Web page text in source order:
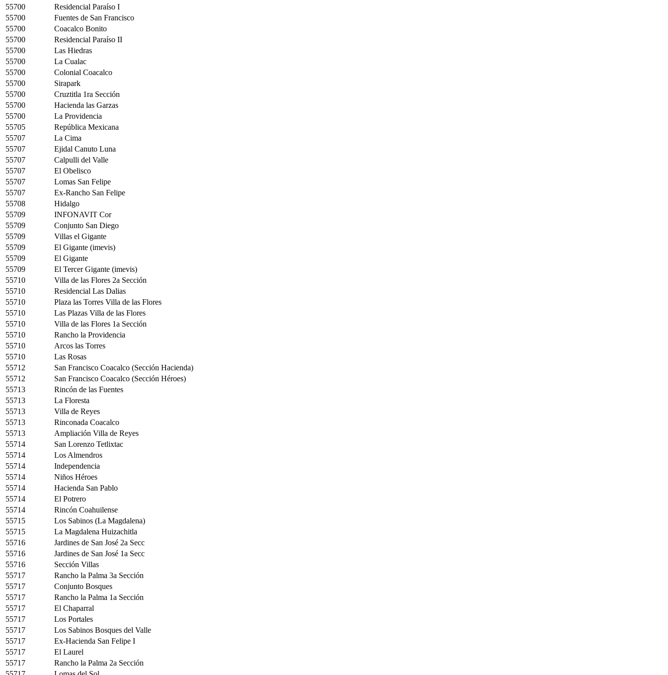
55700
Residencial Paraíso I
55700
Fuentes de San Francisco
55700
Coacalco Bonito
55700
Residencial Paraíso II
55700
Las Hiedras
55700
La Cualac
55700
Colonial Coacalco
55700
Sirapark
55700
Cruztitla 1ra Sección
55700
Hacienda las Garzas
55700
La Providencia
55705
República Mexicana
55707
La Cima
55707
Ejidal Canuto Luna
55707
Calpulli del Valle
55707
El Obelisco
55707
Lomas San Felipe
55707
Ex-Rancho San Felipe
55708
Hidalgo
55709
INFONAVIT Cor
55709
Conjunto San Diego
55709
Villas el Gigante
55709
El Gigante (imevis)
55709
El Gigante
55709
El Tercer Gigante (imevis)
55710
Villa de las Flores 2a Sección
55710
Residencial Las Dalias
55710
Plaza las Torres Villa de las Flores
55710
Las Plazas Villa de las Flores
55710
Villa de las Flores 1a Sección
55710
Rancho la Providencia
55710
Arcos las Torres
55710
Las Rosas
55712
San Francisco Coacalco (Sección Hacienda)
55712
San Francisco Coacalco (Sección Héroes)
55713
Rincón de las Fuentes
55713
La Floresta
55713
Villa de Reyes
55713
Rinconada Coacalco
55713
Ampliación Villa de Reyes
55714
San Lorenzo Tetlixtac
55714
Los Almendros
55714
Independencia
55714
Niños Héroes
55714
Hacienda San Pablo
55714
El Potrero
55714
Rincón Coahuilense
55715
Los Sabinos (La Magdalena)
55715
La Magdalena Huizachitla
55716
Jardines de San José 2a Secc
55716
Jardines de San José 1a Secc
55716
Sección Villas
55717
Rancho la Palma 3a Sección
55717
Conjunto Bosques
55717
Rancho la Palma 1a Sección
55717
El Chaparral
55717
Los Portales
55717
Los Sabinos Bosques del Valle
55717
Ex-Hacienda San Felipe I
55717
El Laurel
55717
Rancho la Palma 2a Sección